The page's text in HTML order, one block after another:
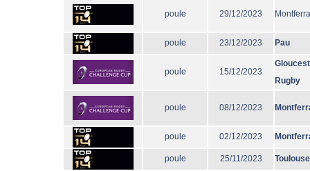
poule 29/12/2023
poule 23/12/2023 Pau
poule 15/12/2023
Rugby
poule 08/12/2023
poule 02/12/2023
poule 25/11/2023 Toulouse